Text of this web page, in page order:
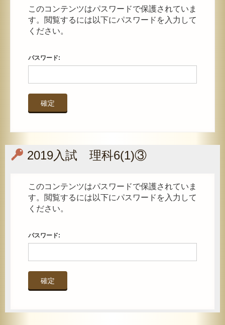
このコンテンツはパスワードで保護されていま
す。閲覧するには以下にパスワードを入力して
ください。
パスワード:
2019入試 理科6(1)③
このコンテンツはパスワードで保護されていま
す。閲覧するには以下にパスワードを入力して
ください。
パスワード: